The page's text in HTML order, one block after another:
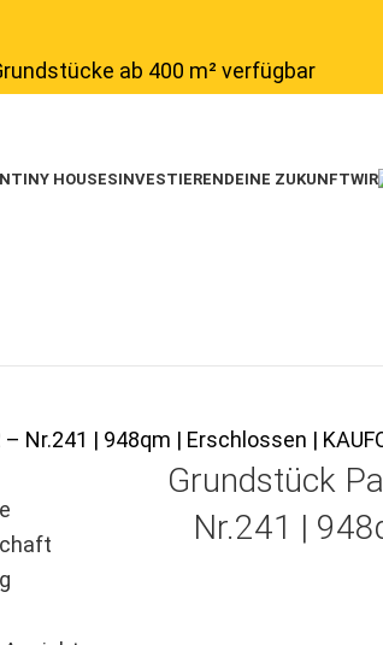
ab 400 m² verfügbar
TINY HOUSESINVESTIERENDEINE ZUKUNFTWIR
| 948qm | Erschlossen |
Grundstück
Nr.241 |